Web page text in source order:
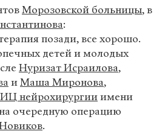
Морозовской больницы, в
:
позади, все хорошо.
детей и молодых
Нуризат Исраилова,
иМаша Миронова,
нейрохирургииимени
очередную операцию
.